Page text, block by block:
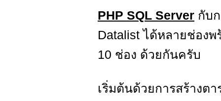
PHP SQL Server กับ
Datalist ได้หลายช่อง
10 ช่อง ด้วยกันครับ
เริ่มต้นด้วยการสร้างต